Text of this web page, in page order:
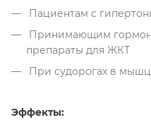
Пациентам с
Принимающим
препараты для ЖКТ
При судорогах в
Эффекты: